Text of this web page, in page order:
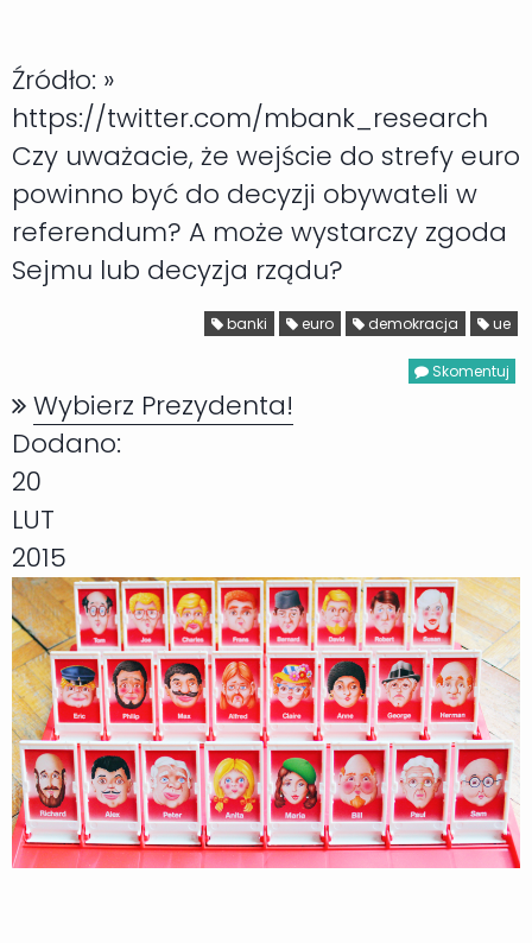
Źródło: »
https://twitter.com/mbank_research
Czy uważacie, że wejście do strefy euro
powinno być do decyzji obywateli w
referendum? A może wystarczy zgoda
Sejmu lub decyzja rządu?
banki euro demokracja ue
Skomentuj
Wybierz Prezydenta!
Dodano:
20
LUT
2015